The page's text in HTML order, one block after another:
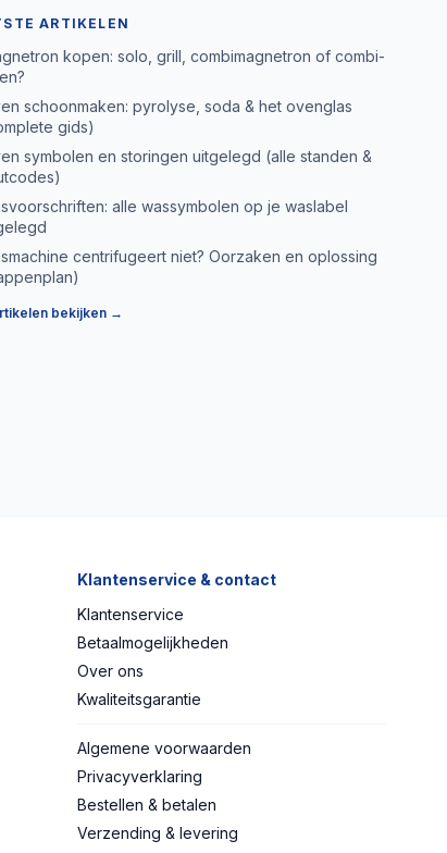
ARTIKELEN
kopen: solo, grill, combimagnetron of combi-
schoonmaken: pyrolyse, soda & het ovenglas
gids)
symbolen en storingen uitgelegd (alle standen &
alle wassymbolen op je waslabel
centrifugeert niet? Oorzaken en oplossing
bekijken →
Klantenservice & contact
Klantenservice
Betaalmogelijkheden
Over ons
Kwaliteitsgarantie
Algemene voorwaarden
Privacyverklaring
Bestellen & betalen
Verzending & levering